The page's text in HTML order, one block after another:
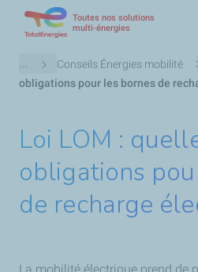
Toutes nos solutions
multi-énergies
Fil
d'Ariane
... Conseils Énergies mobilité
obligations pour les bornes de
Loi LOM :
obligations
de recharge